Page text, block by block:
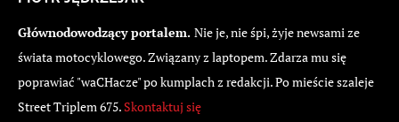
Głównodowodzący portalem. Nie je, nie śpi, żyje newsami ze
świata motocyklowego. Związany z laptopem. Zdarza mu się
poprawiać "waCHacze" po kumplach z redakcji. Po mieście szaleje
Street Triplem 675. Skontaktuj się